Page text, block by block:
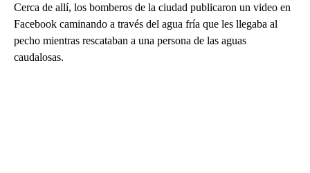
Cerca de allí, los bomberos de la ciudad publicaron un video en
Facebook caminando a través del agua fría que les llegaba al
pecho mientras rescataban a una persona de las aguas
caudalosas.